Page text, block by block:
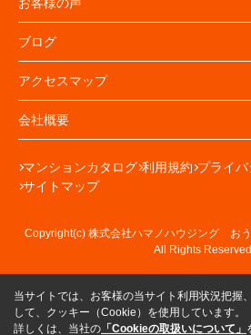
ブログ
アクセスマップ
会社概要
マンションカタログ 利用規約 プライ
サイトマップ
Copyright(c) 株式会社ハマノハウジング お
All Rights
当サイトでは、お客様の当サイト利用状況把握
して、クッキー（Cookie）を使用しています。
詳しくは、当社の 「Cookieの取扱いについて」